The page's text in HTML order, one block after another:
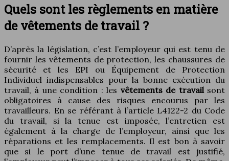
Quels sont les règlements en matière
de vêtements de travail ?
D’après la législation, c’est l’employeur qui est tenu de
fournir les vêtements de protection, les chaussures de
sécurité et les EPI ou Équipement de Protection
Individuel indispensables pour la bonne exécution du
travail, à une condition : les vêtements de travailsont
obligatoires à cause des risques encourus par les
travailleurs. En se référant à l’article L4122-2 du Code
du travail, si la tenue est imposée, l’entretien est
également à la charge de l’employeur, ainsi que les
réparations et les remplacements. Il est bon à savoir
que si le port d’une tenue de travail est justifié,